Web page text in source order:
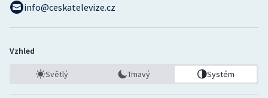
info@ceskatelevize.cz
Vzhled
Světlý Tmavý Systém